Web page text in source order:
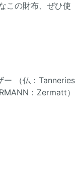
この財布、ぜひ使
仏：Tanneries
：Zermatt）